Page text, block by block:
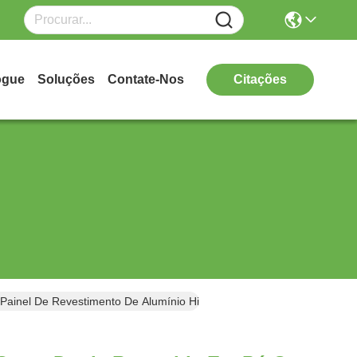
Soluções Contate-Nos Citações
De Revestimento De Alumínio Hiperbólico Gravado CNC